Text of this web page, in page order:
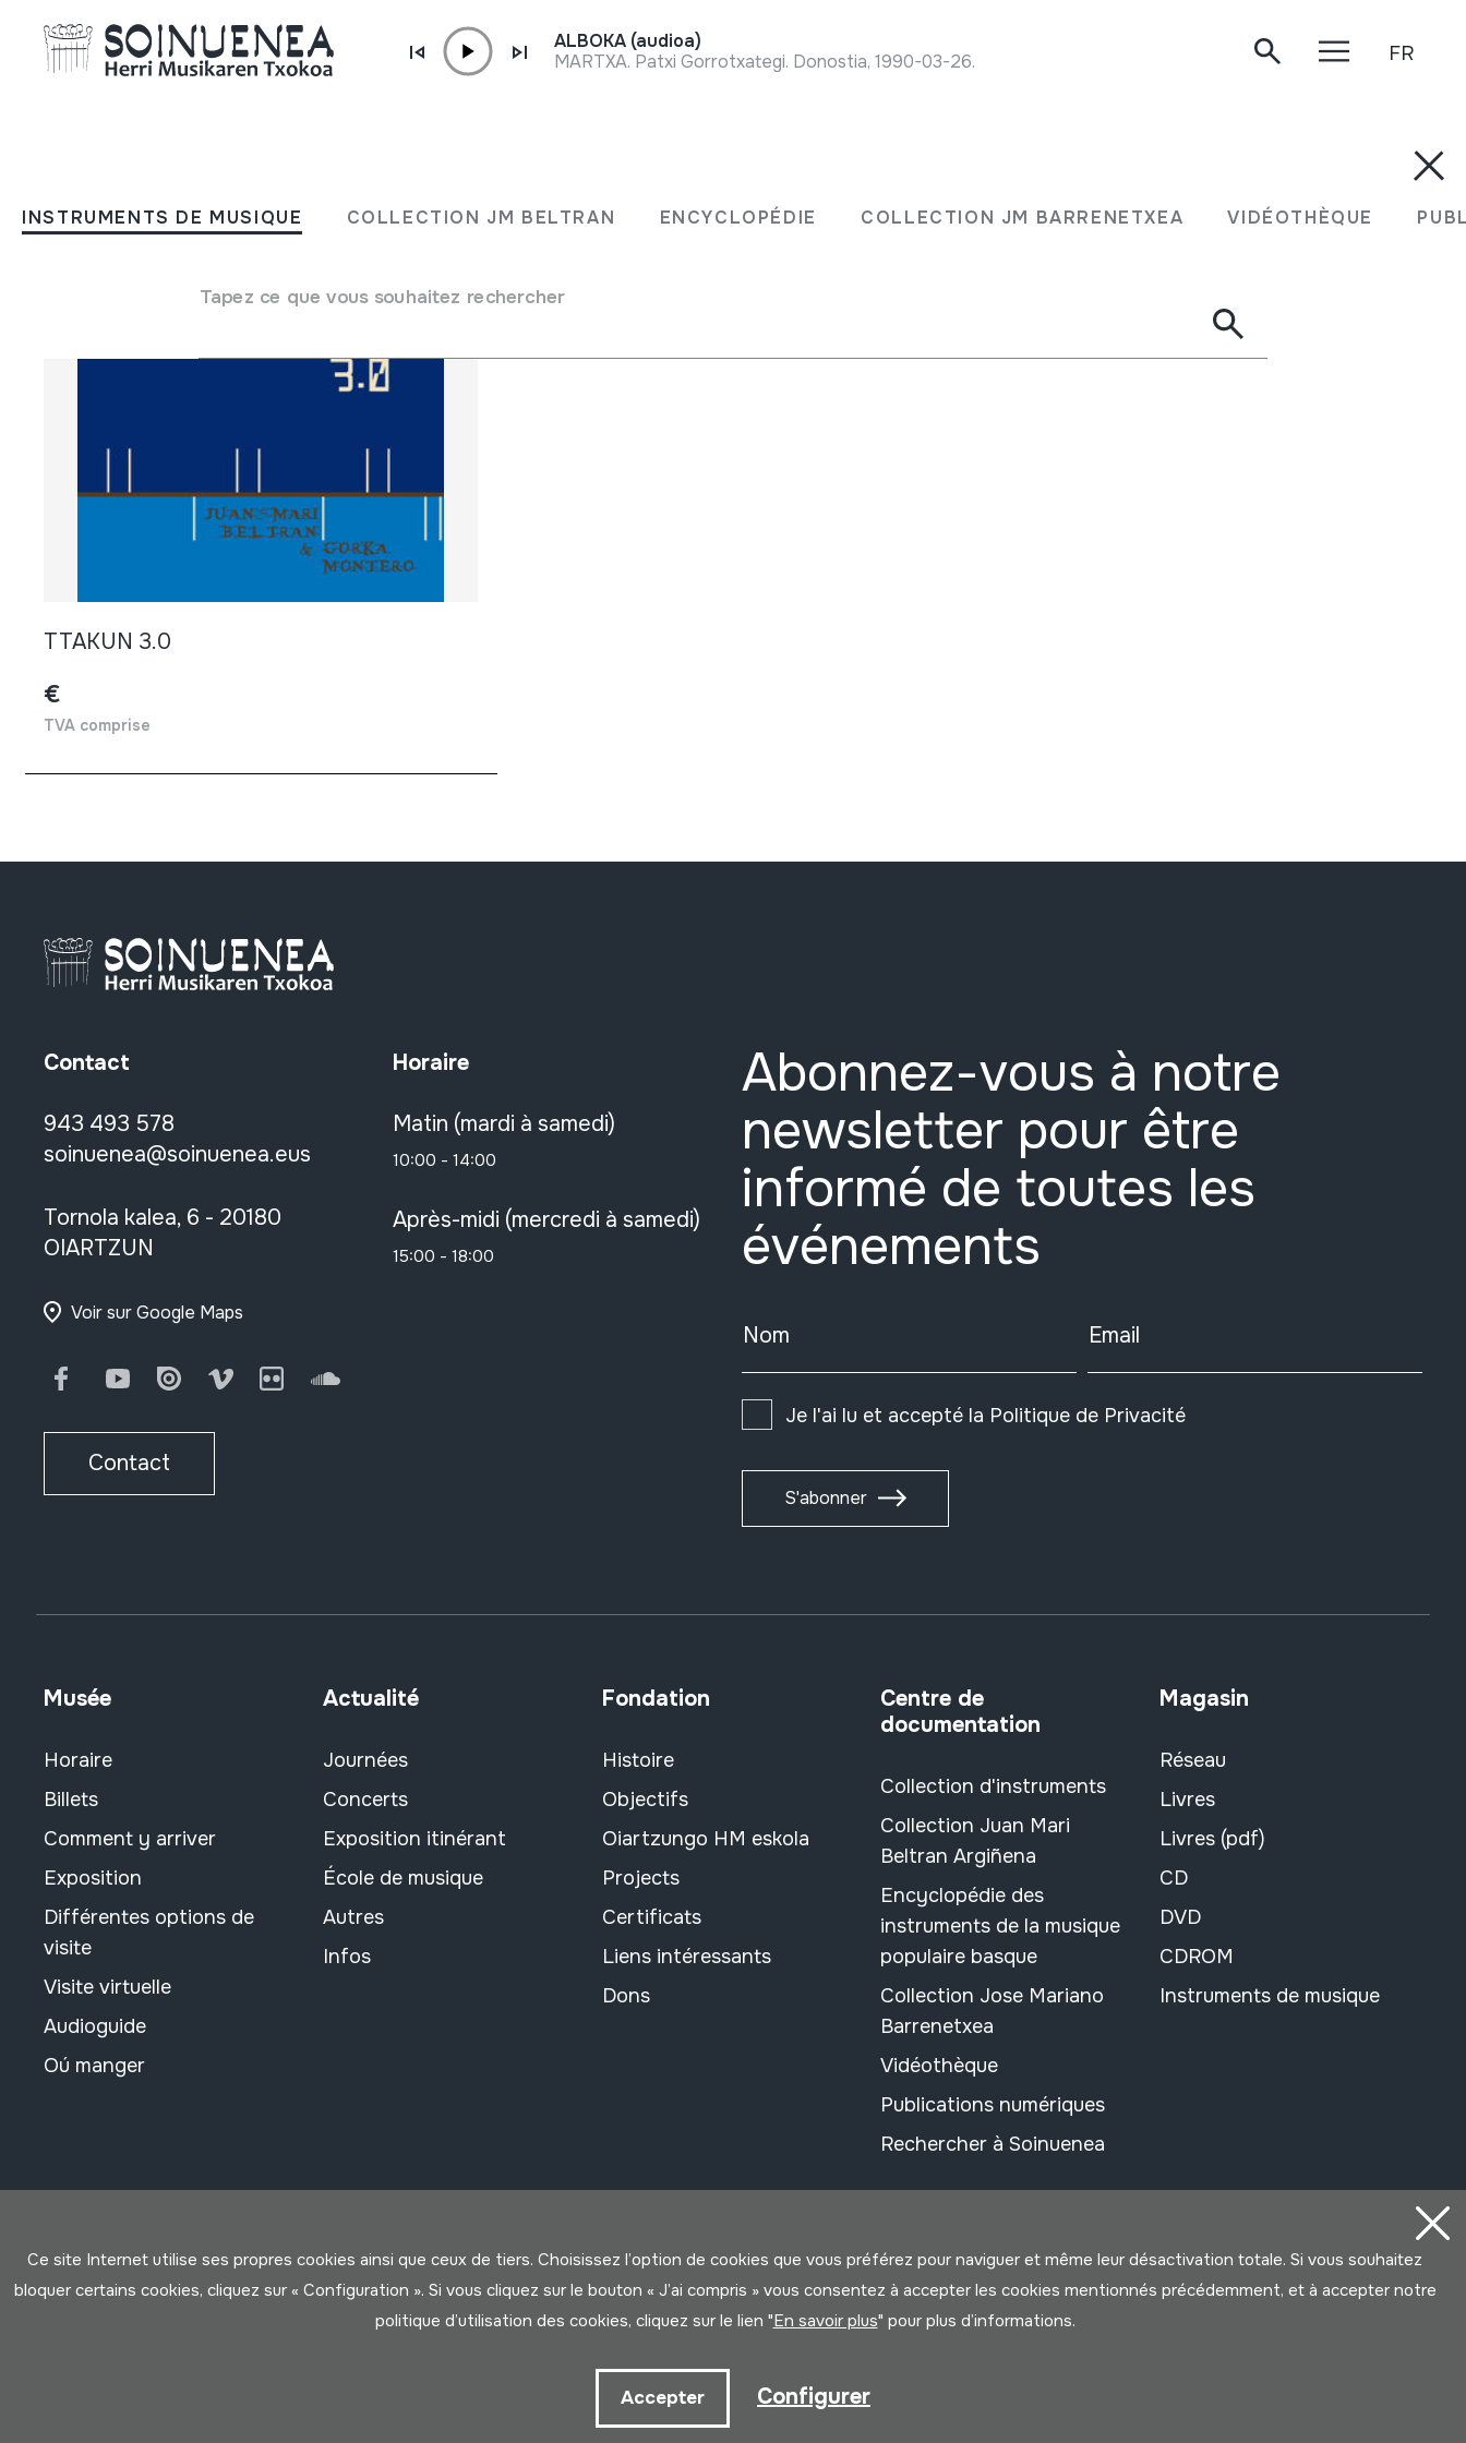
INSTRUMENTS DE MUSIQUE COLLECTION JM BELTRAN ENCYCLOPÉDIE COLLECTION JM BARRENETXEA VIDÉOTHÈQUE
Tapez ce que vous souhaitez rechercher
ALBOKA (audioa)
MARTXA. Patxi Gorrotxategi. Donostia, 1990-03-26.
FR
Réseau
TTAKUN 3.0
€
TVA comprise
Contact
943 493 578
soinuenea@soinuenea.eus
Tornola kalea, 6 - 20180
OIARTZUN
Voir sur Google Maps
FacebookYoutubeIssuu Vimeo FlickrSoundCloud
Contact
Horaire
Matin (mardi à samedi)
10:00 - 14:00
Après-midi (mercredi à samedi)
15:00 - 18:00
Abonnez-vous à notre
newsletter pour être
informé de toutes les
événements
Nom Email
Je l'ai lu et accepté la Politique de Privacité
S'abonner
Musée
Horaire
Billets
Comment y arriver
Exposition
Différentes options de
visite
Visite virtuelle
Audioguide
Oú manger
Actualité
Journées
Concerts
Exposition itinérant
École de musique
Autres
Infos
Fondation
Histoire
Objectifs
Oiartzungo HM eskola
Projects
Certificats
Liens intéressants
Dons
Centre de
documentation
Collection d'instruments
Collection Juan Mari
Beltran Argiñena
Encyclopédie des
instruments de la musique
populaire basque
Collection Jose Mariano
Barrenetxea
Vidéothèque
Publications numériques
Rechercher à Soinuenea
Magasin
Réseau
Livres
Livres (pdf)
CD
DVD
CDROM
Instruments de musique
Ce site Internet utilise ses propres cookies ainsi que ceux de tiers. Choisissez l’option de cookies que vous préférez pour naviguer et même leur désactivation totale. Si vous souhaitez
bloquer certains cookies, cliquez sur « Configuration ». Si vous cliquez sur le bouton « J’ai compris » vous consentez à accepter les cookies mentionnés précédemment, et à accepter notre
politique d’utilisation des cookies, cliquez sur le lien "En savoir plus" pour plus d’informations.
Accepter Configurer